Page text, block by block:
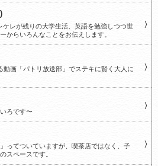
レが残りの大学生活、英語を勉強しつつ世
からいろんなことをお伝えします。
画「パトリ放送部」でステキに賢く大人に
ろです〜
ってついていますが、喫茶店ではなく、子
スペースです。